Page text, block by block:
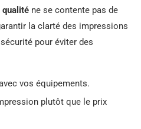
qualité ne se contente pas de
la clarté des impressions
pour éviter des
vos équipements.
plutôt que le prix